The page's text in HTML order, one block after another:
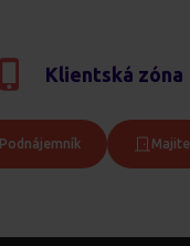
Klientská zóna
Podnájemník Majitel